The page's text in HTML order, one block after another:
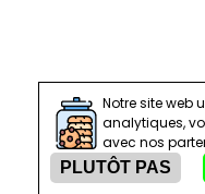
Notre site web
analytiques,
avec nos